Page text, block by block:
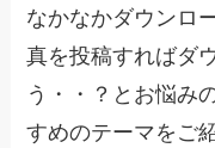
なかなかダウンロ
真を投稿すればダ
う・・？とお悩み
すめのテーマをご